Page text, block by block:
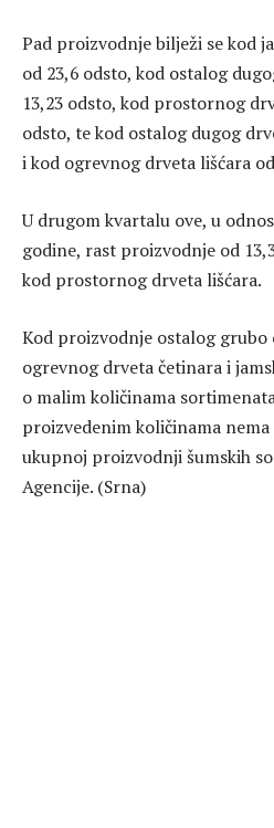
Pad proizvodnje bilježi se kod
od 23,6 odsto, kod ostalog
13,23 odsto, kod prostornog
odsto, te kod ostalog dugog
i kod ogrevnog drveta lišćara
U drugom kvartalu ove, u
godine, rast proizvodnje od
kod prostornog drveta lišćara.
Kod proizvodnje ostalog grubo
ogrevnog drveta četinara i
o malim količinama
proizvedenim količinama
ukupnoj proizvodnji šumskih
Agencije. (Srna)